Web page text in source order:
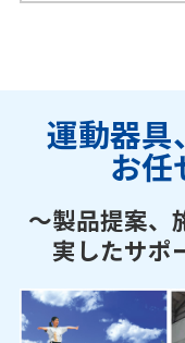
運動器具
お任
～製品提案、
実したサポ